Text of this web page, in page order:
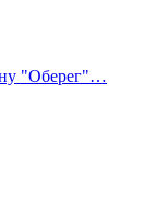
"Оберег"…